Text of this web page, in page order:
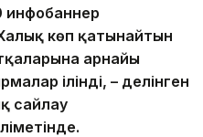
көп қатынайтын
арнайы
ілінді, – делінген
сайлау